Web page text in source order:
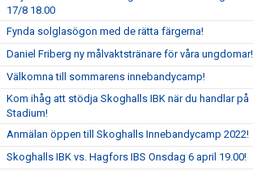
17/8 18.00
Fynda solglasögon med de rätta färgerna!
Daniel Friberg ny målvaktstränare för våra ungdomar!
Välkomna till sommarens innebandycamp!
Kom ihåg att stödja Skoghalls IBK när du handlar på
Stadium!
Anmälan öppen till Skoghalls Innebandycamp 2022!
Skoghalls IBK vs. Hagfors IBS Onsdag 6 april 19.00!